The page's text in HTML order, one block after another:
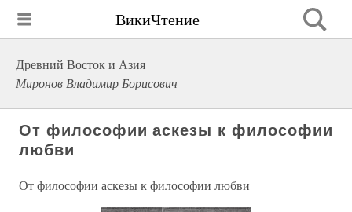
ВикиЧтение
Древний Восток и Азия
Миронов Владимир Борисович
От философии аскезы к философии
любви
От философии аскезы к философии любви